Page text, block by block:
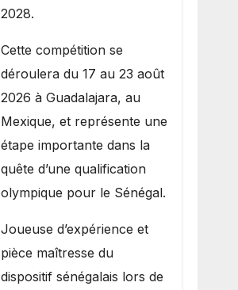
2028.
Cette compétition se
déroulera du 17 au 23 août
2026 à Guadalajara, au
Mexique, et représente une
étape importante dans la
quête d’une qualification
olympique pour le Sénégal.
Joueuse d’expérience et
pièce maîtresse du
dispositif sénégalais lors de